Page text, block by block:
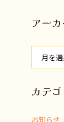
アー
ブ
カテ
お知らせ